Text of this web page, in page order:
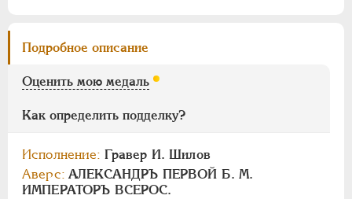
Подробное описание
Оценить мою медаль
Как определить подделку?
Исполнение: Гравер И. Шилов
Аверс: АЛЕКСАНДРЪ ПЕРВОЙ Б. М.
ИМПЕРАТОРЪ ВСЕРОС.
1
НИКОЛАЙ I 1826-1855
АЛЕКСАНДР III
1881-1894
НИКОЛАЙ II
1894-1917
СЕРИИ МЕДАЛЕЙ 1600-1881